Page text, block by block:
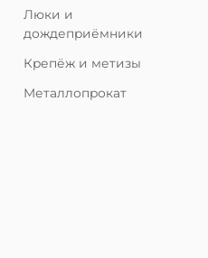
Люки и
дождеприёмники
Крепёж и метизы
Металлопрокат